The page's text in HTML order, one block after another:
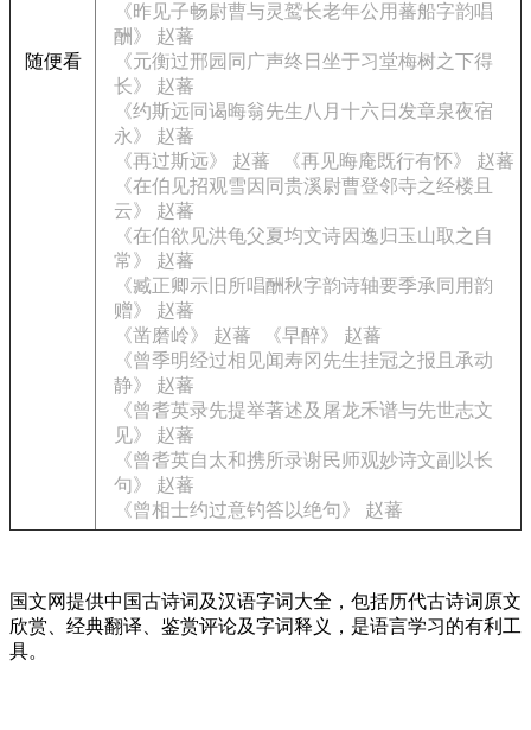
随便看
《昨见子畅尉曹与灵鹫长老年公用蕃船字韵唱
酬》 赵蕃
《元衡过邢园同广声终日坐于习堂梅树之下得
长》 赵蕃
《约斯远同谒晦翁先生八月十六日发章泉夜宿
永》 赵蕃
《再过斯远》 赵蕃
《再见晦庵既行有怀》 赵蕃
《在伯见招观雪因同贵溪尉曹登邻寺之经楼且
云》 赵蕃
《在伯欲见洪龟父夏均文诗因逸归玉山取之自
常》 赵蕃
《臧正卿示旧所唱酬秋字韵诗轴要季承同用韵
赠》 赵蕃
《凿磨岭》 赵蕃
《早醉》 赵蕃
《曾季明经过相见闻寿冈先生挂冠之报且承动
静》 赵蕃
《曾耆英录先提举著述及屠龙禾谱与先世志文
见》 赵蕃
《曾耆英自太和携所录谢民师观妙诗文副以长
句》 赵蕃
《曾相士约过意钓答以绝句》 赵蕃
国文网提供中国古诗词及汉语字词大全，包括历代古诗词原文
欣赏、经典翻译、鉴赏评论及字词释义，是语言学习的有利工
具。